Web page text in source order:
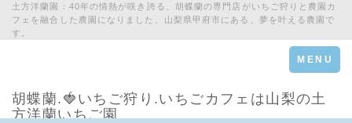
土方洋蘭園：40年の情熱が咲き誇る、胡蝶蘭の専門店がいちご狩りと農園カ
フェを融合した農園になりました、山梨県甲府市にある、夢を叶える農園で
す。
Toggle
navigation
MENU
胡蝶蘭.🍓いちご狩り.いちごカフェは山梨の土
方洋蘭いちご園